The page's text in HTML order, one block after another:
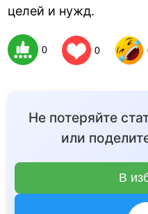
целей и нужд.
0 0
Не потеряйте
или
В